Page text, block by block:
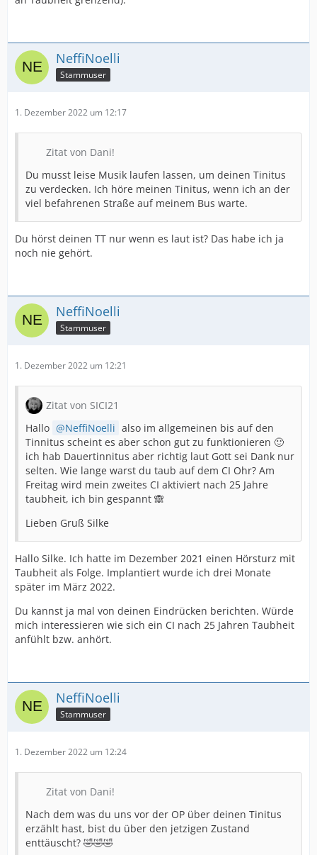
NeffiNoelli
Stammuser
1. Dezember 2022 um 12:17
Zitat von Dani!
Du musst leise Musik laufen lassen, um deinen Tinitus
zu verdecken. Ich höre meinen Tinitus, wenn ich an der
viel befahrenen Straße auf meinem Bus warte.
Du hörst deinen TT nur wenn es laut ist? Das habe ich ja
noch nie gehört.
NeffiNoelli
Stammuser
1. Dezember 2022 um 12:21
Zitat von SICI21
Hallo
NeffiNoelli also im allgemeinen bis auf den
Tinnitus scheint es aber schon gut zu funktionieren 🙂
ich hab Dauertinnitus aber richtig laut Gott sei Dank nur
selten. Wie lange warst du taub auf dem CI Ohr? Am
Freitag wird mein zweites CI aktiviert nach 25 Jahre
taubheit, ich bin gespannt 🙈
Lieben Gruß Silke
Hallo Silke. Ich hatte im Dezember 2021 einen Hörsturz mit
Taubheit als Folge. Implantiert wurde ich drei Monate
später im März 2022.
Du kannst ja mal von deinen Eindrücken berichten. Würde
mich interessieren wie sich ein CI nach 25 Jahren Taubheit
anfühlt bzw. anhört.
NeffiNoelli
Stammuser
1. Dezember 2022 um 12:24
Zitat von Dani!
Nach dem was du uns vor der OP über deinen Tinitus
erzählt hast, bist du über den jetzigen Zustand
enttäuscht? 🤣🤣🤣